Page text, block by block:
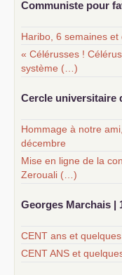
Communiste pour
Haribo, 6 semaines
« Célérusses !
système (…)
Cercle universitaire
Hommage à notre
décembre
Mise en ligne de la
Zerouali (…)
Georges Marchais |
CENT ans et
CENT ANS et